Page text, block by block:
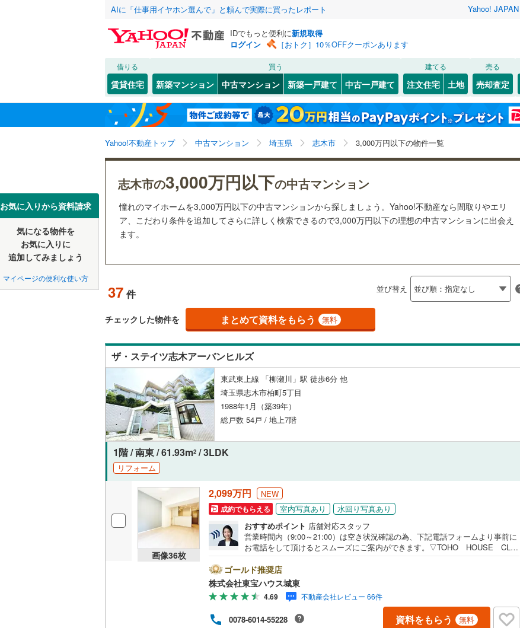
AIに「仕事用イヤホン選んで」と頼んで実際に買ったレポート Yahoo! JAPAN
IDでもっと便利に新規取得
ログイン
［おトク］10％OFFクーポンあります
借りる
賃貸住宅
買う
新築マンション 中古マンション 新築一戸建て 中古一戸建て
建てる
注文住宅 土地
売る
売却査定
Yahoo!不動産トップ 中古マンション 埼玉県 志木市 3,000万円以下の物件一覧
お気に入りから資料請求
気になる物件を
お気に入りに
追加してみましょう
マイページの便利な使い方
志木市の3,000万円以下の中古マンション
憧れのマイホームを3,000万円以下の中古マンションから探しましょう。Yahoo!不動産なら間取りやエリ
ア、こだわり条件を追加してさらに詳しく検索できるので3,000万円以下の理想の中古マンションに出会え
ます。
37 件 並び替え
チェックした物件を まとめて資料をもらう 無料
ザ・ステイツ志木アーバンヒルズ
東武東上線 「柳瀬川」駅 徒歩6分 他
埼玉県志木市柏町5丁目
1988年1月（築39年）
総戸数 54戸 / 地上7階
1階 / 南東 / 61.93m2 / 3LDK
リフォーム
画像36枚
2,099万円 NEW
成約でもらえる 室内写真あり
水回り写真あり
おすすめポイント 店舗対応スタッフ
営業時間内（9:00～21:00）は空き状況確認の為、下記電話フォームより事前に
お電話をして頂けるとスムーズにご案内ができます。▽TOHO HOUSE CLU
て暮らしの「安心」を守り続けます。【Yahoo！ 不動産キャンペーン対象店
舗】当店で物件を成約するとPayPayボーナスライトがもらえる「Yahoo！ 不動
産 物件ご成約キャンペーン」の対象になります。「資料をもらう」「見学予約
をする」ボタンからお問い合わせください。※必ずYahoo！ JAPAN IDでログイ
ンしてください。※PayPayボーナスライトは出金と譲渡はできません。ご案
内・詳細な資料のご請求はお気軽にどうぞ♪お電話でのお問い合わせも常時受け
ゴールド推奨店
株式会社東宝ハウス城東
4.69 不動産会社レビュー 66件
0078-6014-55228 資料をもらう 無料
北海道 北海道
東北 青森 岩手 宮城 秋田 山形
関東 東京 神奈川 埼玉 千葉
新潟
東海 愛知 岐阜 静岡 三重
近畿
中国 鳥取 島根 岡山 広島 山口
高知
福岡 佐賀 長崎
該当物件0件
さいたま市 西区(12) 北区(38)
見沼区(24) 中央区(8)
浦和区
(23 ) 南区(48)
岩槻区 (6)
埼玉県のそのほ
かの地域
川越市(95) 熊谷市(28)
行田市(0) 秩父市(0)
鴻巣市(23)
上尾市(13)
朝霞市(
新座市(62)
北本市( 16)
幸手市
北足立郡伊奈町
入間郡越生町(0) 比企郡滑川町
比企郡小川町(0) 比企郡川島町(0)
比企郡鳩山町(
秩父郡皆野町(0)
児玉郡美里町(0)
該当物件0件
柏町(10) 上宗岡(3)
本町(4)
該当物件0件
JR 東北本線(0) 川越線(0)
湘南新宿ライン（宇都宮～逗子）
(0)
湘南新宿ライン（前橋～小田原）
(0)
東北新幹線(0) 上越新幹線(0)
秋田新幹線(0 )
地下鉄 東京メトロ有楽町線 ( 0) 東京メトロ副都心線(0)
私鉄・その他
東武伊勢崎線(0) 東武日光線(0)
東武越生線(0
西武秩父線(0)
西武山口線(0)
該当物件0件
該当物件0件
こだわり条件 リフォーム、リノベーション
リノベーション・リフォーム
（26）
築古・築30年以上（36）
共用設備
宅配ボックスあり
トランクルーム （ 2 ）
駐車場空きあり（近隣を含む）
オートロック（8）
管理・管理規約
24時間有人管理（1）
配置、向き、建ち方、日当たり
階下に住戸なし（ 3）
構造・規模・施工・品質・工法関連
大規模（総戸数200以上）
立地
最寄りの駅が始発駅 （2）
共用施設
コンシェルジュサービス
設備
該当物件0件
検索条件を保存しました
この検索条件の新着物件通知は、 マイページから設定できます。
保存した条件を見る
埼玉県、志木市、3,000万円
マイページ
閉じる お気に入りリストを見る
閉じる
閉じる お気に入りリストを見る
閉じる